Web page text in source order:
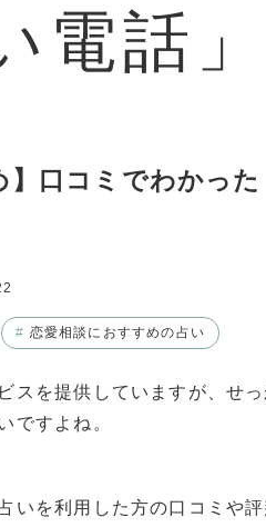
】口コミでわかっ
# 恋愛相談におすすめの占い
スを提供していますが、せ
ですよね。
いを利用した方の口コミや